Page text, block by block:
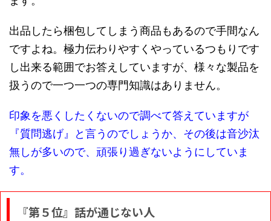
出品したら梱包してしまう商品もあるので手間なん
ですよね。極力伝わりやすくやっているつもりです
し出来る範囲でお答えしていますが、様々な製品を
扱うので一つ一つの専門知識はありません。
印象を悪くしたくないので調べて答えていますが
『質問逃げ』と言うのでしょうか、その後は音沙汰
無しが多いので、頑張り過ぎないようにしていま
す。
『第５位』話が通じない人